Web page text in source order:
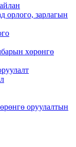
орлого, зарлагын
хөрөнгө
оруулалтын